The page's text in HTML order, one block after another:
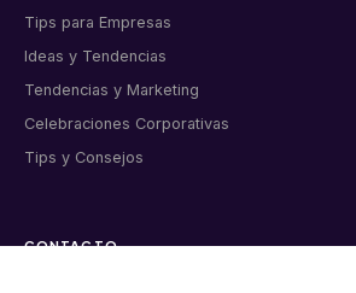
Tips para Empresas
Ideas y Tendencias
Tendencias y Marketing
Celebraciones Corporativas
Tips y Consejos
CONTACTO